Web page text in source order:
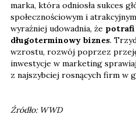
marka, która odniosła sukces
społecznościowym i
wyraźniej udowadnia, że potrafi
długoterminowy biznes.
wzrostu, rozwój poprzez
inwestycje w marketing
z najszybciej rosnących firm w
Źródło: WWD